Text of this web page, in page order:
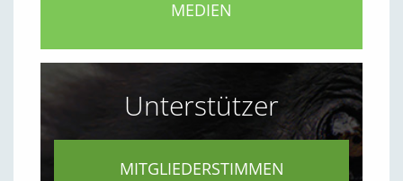
MEDIEN
Unterstützer
MITGLIEDERSTIMMEN